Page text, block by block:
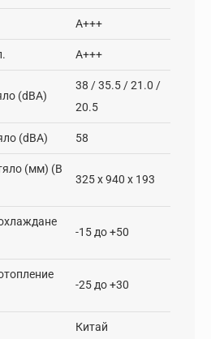
A+++
А+++
(dBA)
38 / 35.5 / 21.0 /
20.5
(dBA) 58
(мм) (В
325 x 940 x 193
-15 до +50
-25 до +30
Китай